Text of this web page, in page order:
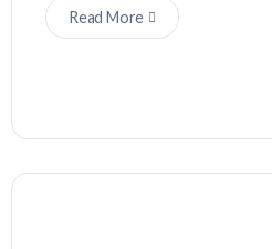
Read More